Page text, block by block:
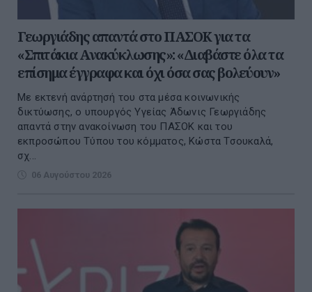
Γεωργιάδης απαντά στο ΠΑΣΟΚ για τα
«Σπιτάκια Ανακύκλωσης»: «Διαβάστε όλα τα
επίσημα έγγραφα και όχι όσα σας βολεύουν»
Με εκτενή ανάρτησή του στα μέσα κοινωνικής
δικτύωσης, ο υπουργός Υγείας Άδωνις Γεωργιάδης
απαντά στην ανακοίνωση του ΠΑΣΟΚ και του
εκπροσώπου Τύπου του κόμματος, Κώστα Τσουκαλά,
σχ...
06 Αυγούστου 2026